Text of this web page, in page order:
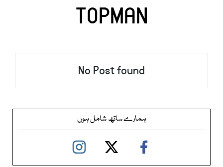
TOPMAN
No Post found
ہمارے ساتھ شامل ہوں